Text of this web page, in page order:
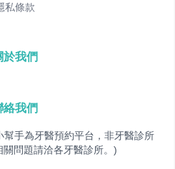
私條款
於我們
絡我們
幫手為牙醫預約平台，非牙醫診所
問題請洽各牙醫診所。)